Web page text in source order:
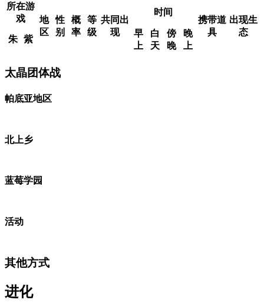
所在游
戏
地
区
性
别
概
率
等
级
共同出
现
时间
携带道
具
出现生
态
朱 紫
早
上
白
天
傍
晚
晚
上
太晶团体战
帕底亚地区
北上乡
蓝莓学园
活动
其他方式
进化